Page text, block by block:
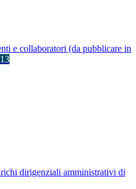
e collaboratori (da pubblicare in
13
dirigenziali amministrativi di